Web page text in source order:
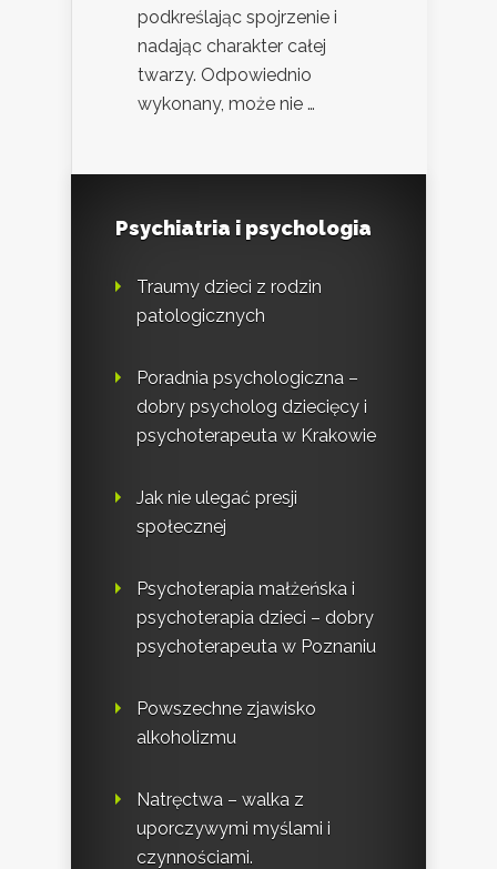
podkreślając spojrzenie i
nadając charakter całej
twarzy. Odpowiednio
wykonany, może nie …
Psychiatria i psychologia
Traumy dzieci z rodzin
patologicznych
Poradnia psychologiczna –
dobry psycholog dziecięcy i
psychoterapeuta w Krakowie
Jak nie ulegać presji
społecznej
Psychoterapia małżeńska i
psychoterapia dzieci – dobry
psychoterapeuta w Poznaniu
Powszechne zjawisko
alkoholizmu
Natręctwa – walka z
uporczywymi myślami i
czynnościami.